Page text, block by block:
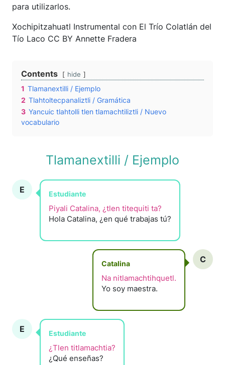
para utilizarlos.
Xochipitzahuatl Instrumental con El Trío Colatlán del
Tío Laco CC BY Annette Fradera
Contents hide
1 Tlamanextilli / Ejemplo
2 Tlahtoltecpanaliztli / Gramática
3 Yancuic tlahtolli tlen tlamachtiliztli / Nuevo
vocabulario
Tlamanextilli / Ejemplo
E Estudiante
Piyali Catalina, ¿tlen titequiti ta?
Hola Catalina, ¿en qué trabajas tú?
C
Catalina
Na nitlamachtihquetl.
Yo soy maestra.
E Estudiante
¿Tlen titlamachtia?
¿Qué enseñas?